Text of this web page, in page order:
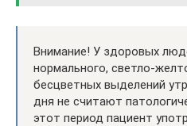
Внимание! У здоровых
нормального, светло-
бесцветных выделений
дня не считают
этот период пациент